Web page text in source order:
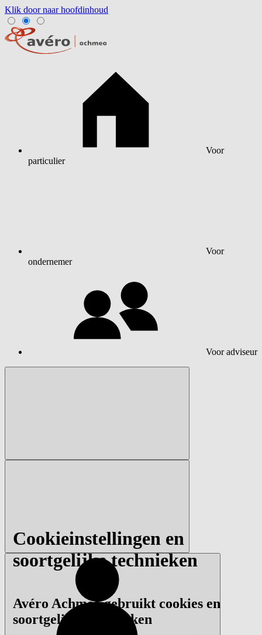
Klik door naar hoofdinhoud
Voor
particulier
Voor
ondernemer
Voor adviseur
Cookieinstellingen en
soortgelijke technieken
Avéro Achmea gebruikt cookies en
soortgelijke technieken